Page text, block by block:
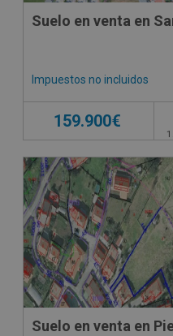
Suelo en venta en
Impuestos no incluidos
159.900€
CONDICIONES
Suelo en venta en